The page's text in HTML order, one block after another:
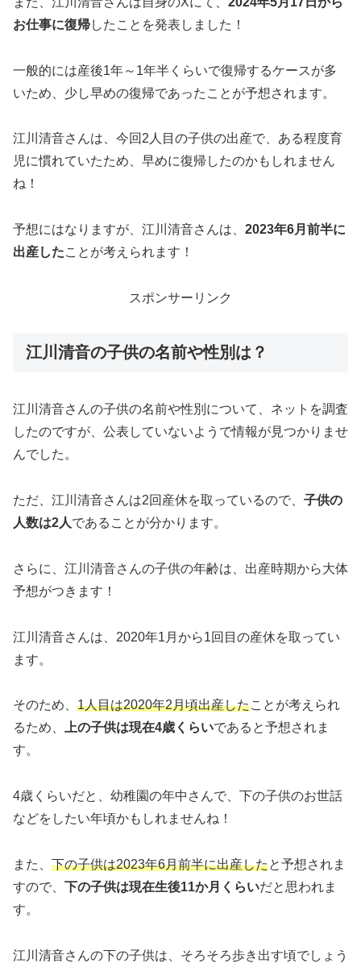
お仕事に復帰したことを発表しました！
一般的には産後1年～1年半くらいで復帰するケースが多
いため、少し早めの復帰であったことが予想されます。
江川清音さんは、今回2人目の子供の出産で、ある程度育
児に慣れていたため、早めに復帰したのかもしれません
ね！
予想にはなりますが、江川清音さんは、 2023年6月前半に
出産したことが考えられます！
スポンサーリンク
江川清音の子供の名前や性別は？
江川清音さんの子供の名前や性別について、ネットを調査
したのですが、公表していないようで情報が見つかりませ
んでした。
ただ、江川清音さんは2回産休を取っているので、 子供の
人数は2人であることが分かります。
さらに、江川清音さんの子供の年齢は、出産時期から大体
予想がつきます！
江川清音さんは、2020年1月から1回目の産休を取ってい
ます。
そのため、 1人目は2020年2月頃出産したことが考えられ
るため、
上の子供は現在4歳くらいであると予想されま
す。
4歳くらいだと、幼稚園の年中さんで、下の子供のお世話
などをしたい年頃かもしれませんね！
また、 下の子供は2023年6月前半に出産したと予想されま
すので、 下の子供は現在生後11か月くらいだと思われま
す。
江川清音さんの下の子供は、そろそろ歩き出す頃でしょう